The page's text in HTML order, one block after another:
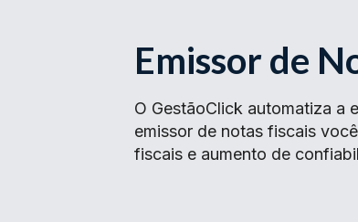
Emissor de
O GestãoClick automatiza a
emissor de notas fiscais
fiscais e aumento de